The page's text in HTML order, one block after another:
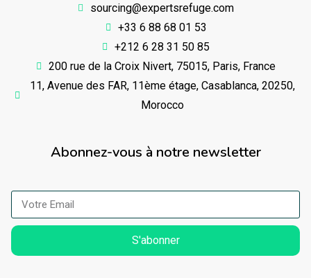
sourcing@expertsrefuge.com
+33 6 88 68 01 53
+212 6 28 31 50 85
200 rue de la Croix Nivert, 75015, Paris, France
11, Avenue des FAR, 11ème étage, Casablanca, 20250,
Morocco
Abonnez-vous à notre newsletter
S'abonner